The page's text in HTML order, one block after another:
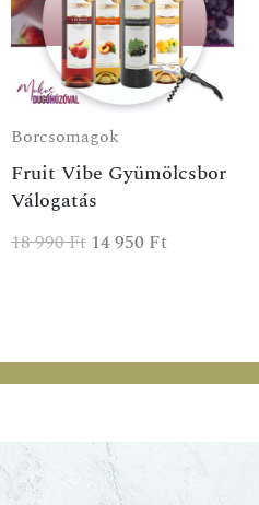
Borcsomagok
Fruit Vibe Gyümölcsbor
Válogatás
18 990Ft14 950 Ft